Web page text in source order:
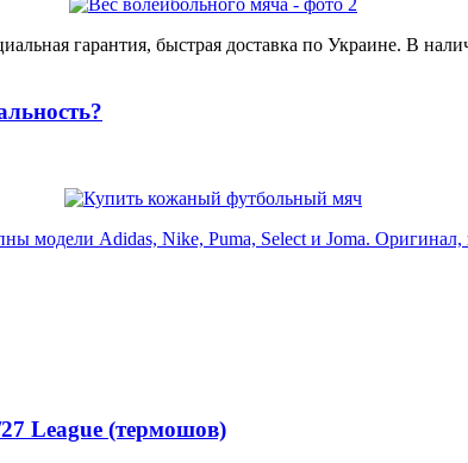
гарантия, быстрая доставка по Украине. В
Adidas, Nike, Puma, Select и Joma. Оригинал,
League (термошов)